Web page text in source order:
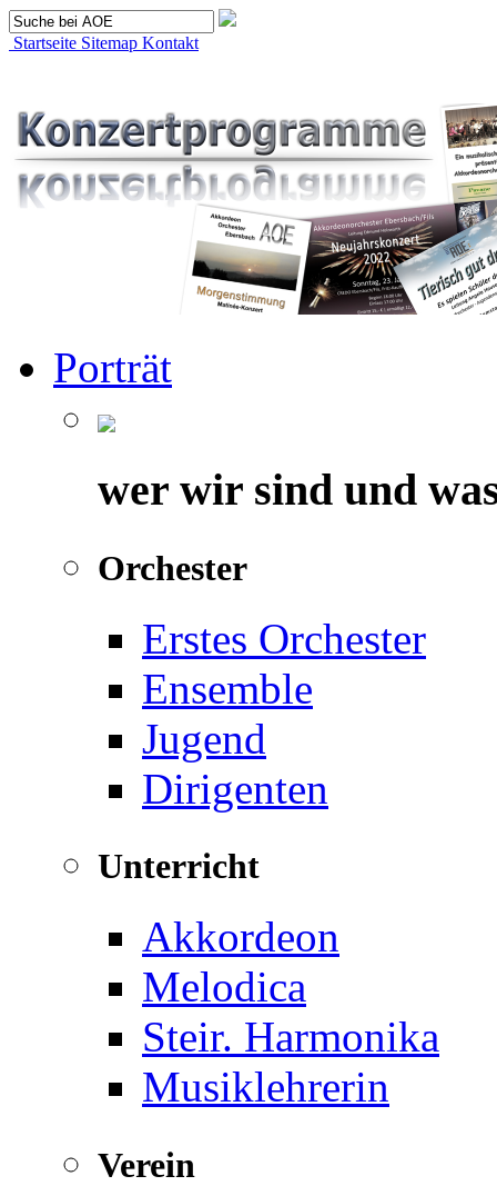
Startseite Sitemap Kontakt
Porträt
wer wir sind und
Orchester
Erstes Orchester
Ensemble
Jugend
Dirigenten
Unterricht
Akkordeon
Melodica
Steir. Harmonika
Musiklehrerin
Verein